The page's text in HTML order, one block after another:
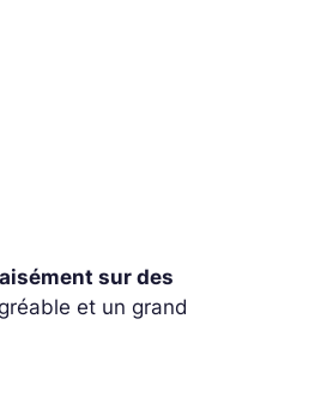
sur des
et un grand